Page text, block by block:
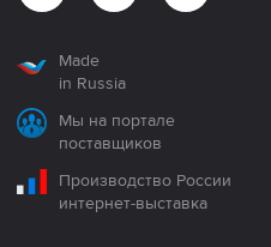
Made
in Russia
Мы на портале
поставщиков
Производство России
интернет-выставка